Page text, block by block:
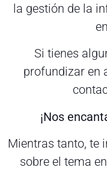
la gestión de la
Si tienes
profundizar en
¡Nos
Mientras tanto, te
sobre el tema